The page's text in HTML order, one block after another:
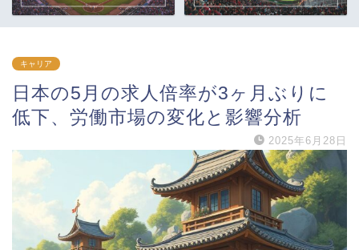
キャリア
日本の5月の求人倍率が3ヶ月ぶりに
低下、労働市場の変化と影響分析
2025年6月28日